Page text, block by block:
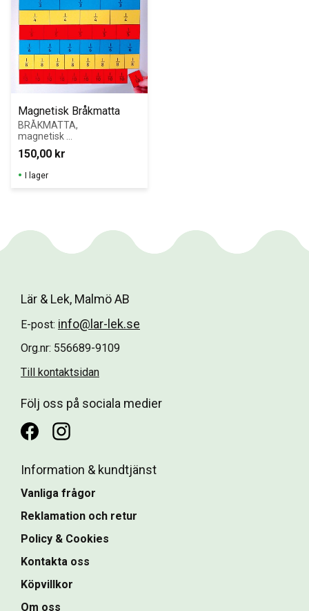
Magnetisk Bråkmatta
BRÅKMATTA,
magnetisk
Illustrerar
följande delar: 1,
1/2, 1/3, 1/4,
1/5, 1/6, 1/8,
150,00 kr
I lager
Lär & Lek, Malmö AB
E-post: info@lar-lek.se
Org.nr: 556689-9109
Till kontaktsidan
Följ oss på sociala medier
Information & kundtjänst
Vanliga frågor
Reklamation och retur
Policy & Cookies
Kontakta oss
Köpvillkor
Om oss